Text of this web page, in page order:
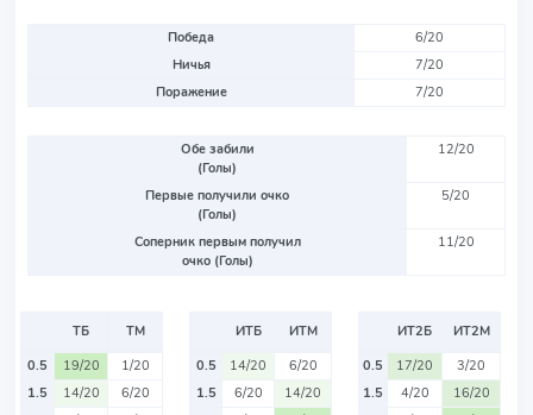
Победа
6/20
Ничья
7/20
Поражение
7/20
Обе забили
(Голы)
12/20
Первые получили очко
(Голы)
5/20
Соперник первым получил
очко (Голы)
11/20
ТБ
ТМ
0.5
19/20
1/20
1.5
14/20
6/20
ИТБ
ИТМ
0.5
14/20
6/20
1.5
6/20
14/20
ИТ2Б
ИТ2М
0.5
17/20
3/20
1.5
4/20
16/20